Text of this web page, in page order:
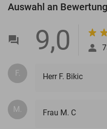
Auswahl an
9,0
F. Herr F. Bikic
M. Frau M. C